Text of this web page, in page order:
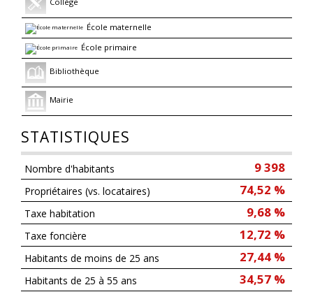
École maternelle
École primaire
Bibliothèque
Mairie
STATISTIQUES
Nombre d'habitants 9 398
Propriétaires (vs. locataires) 74,52 %
Taxe habitation 9,68 %
Taxe foncière 12,72 %
Habitants de moins de 25 ans 27,44 %
Habitants de 25 à 55 ans 34,57 %